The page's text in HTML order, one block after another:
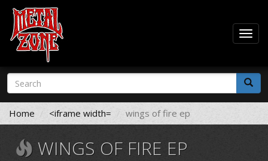
Skip
main
content
Search
form
Search
Home <iframe width= wings of fire ep
WINGS OF FIRE EP